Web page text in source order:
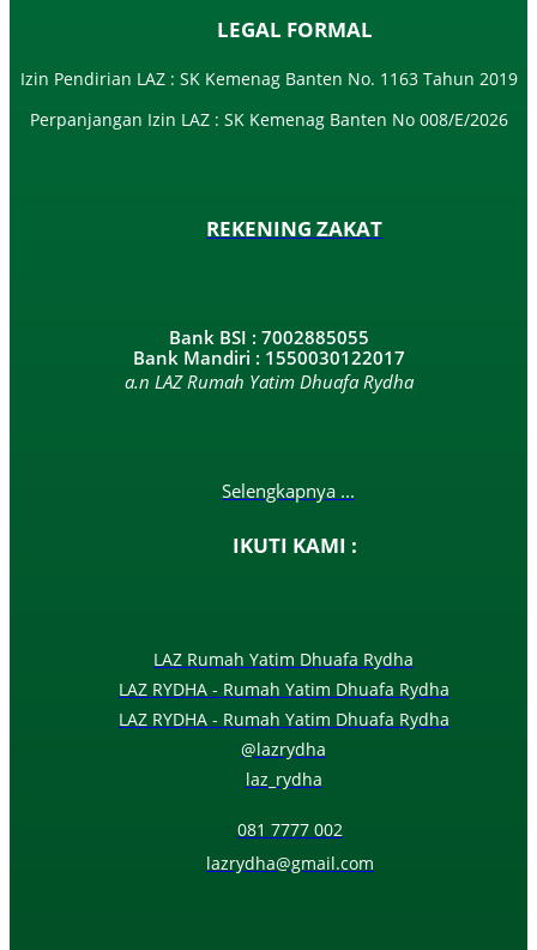
LEGAL FORMAL
Izin Pendirian LAZ : SK Kemenag Banten No. 1163 Tahun 2019
Perpanjangan Izin LAZ : SK Kemenag Banten No 008/E/2026​
REKENING ZAKAT
Bank BSI : 7002885055
Bank Mandiri : 1550030122017
a.n LAZ Rumah Yatim Dhuafa Rydha
Selengkapnya ...
IKUTI KAMI :
LAZ Rumah Yatim Dhuafa Rydha
LAZ RYDHA - Rumah Yatim Dhuafa Rydha
LAZ RYDHA - Rumah Yatim Dhuafa Rydha
@lazrydha
laz_rydha
081 7777 002
lazrydha@gmail.com